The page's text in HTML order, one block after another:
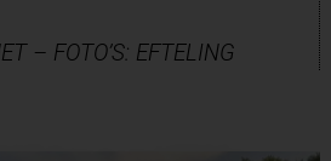
– FOTO’S: EFTELING